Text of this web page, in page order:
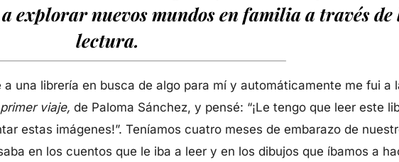
Síganos en
explorar nuevos mundos en familia a través de
lectura.
una librería en busca de algo para mí y automáticamente me fui a
viaje, de Paloma Sánchez, y pensé: “¡Le tengo que leer este
estas imágenes!”. Teníamos cuatro meses de embarazo de
en los cuentos que le iba a leer y en los dibujos que íbamos a